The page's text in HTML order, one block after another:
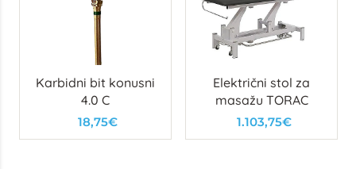
Karbidni bit konusni
4.0 C
18,75€
Električni stol za
masažu TORAC
1.103,75€